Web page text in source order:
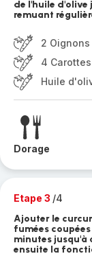
de l'huile d'olive
remuant
2 Oignons
4 Carottes
Huile
Dorage
Etape 3 /4
Ajouter le
fumées
minutes jusqu'à
ensuite la